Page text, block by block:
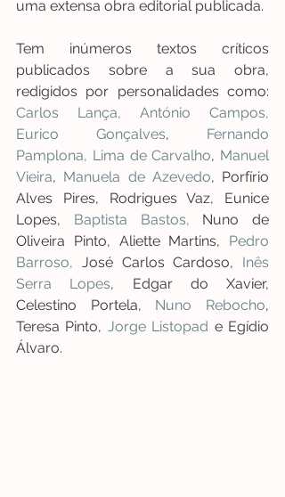
uma extensa obra editorial publicada.
Tem inúmeros textos críticos
publicados sobre a sua obra,
Carlos Lança,
António Campos,
Eurico Gonçalves, Fernando
Pamplona, Lima de Carvalho, Manuel
Vieira, Manuela de Azevedo, Porfírio
Alves Pires, Rodrigues Vaz, Eunice
Lopes, Baptista Bastos, Nuno de
Oliveira Pinto, Aliette Martins, Pedro
Barroso, José Carlos Cardoso, Inês
Serra Lopes, Edgar do Xavier,
Celestino Portela, Nuno Rebocho,
Teresa Pinto, Jorge Listopad e Egídio
Álvaro.